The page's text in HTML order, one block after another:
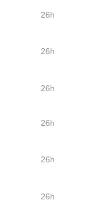
26h
26h
26h
26h
26h
26h